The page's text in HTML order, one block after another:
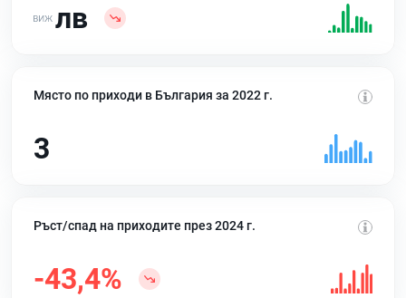
лв
Място по приходи в България за 2022 г.
3
Ръст/спад на приходите през 2024 г.
-43,4%